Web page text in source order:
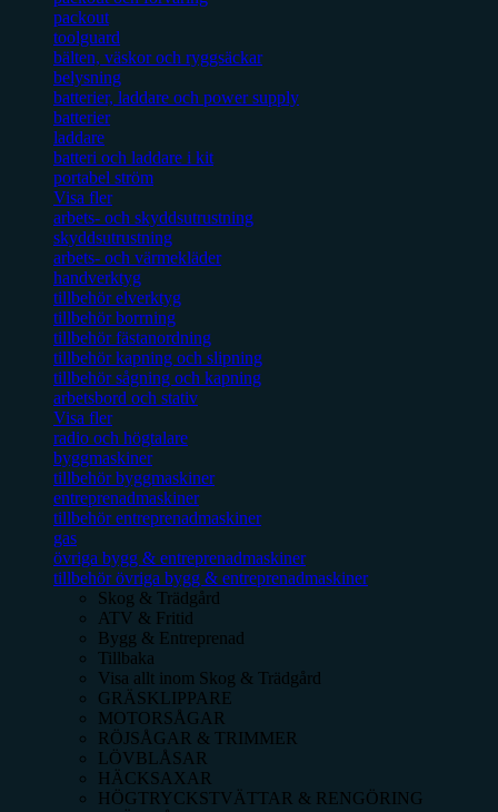
packout
toolguard
bälten, väskor och ryggsäckar
belysning
batterier, laddare och power supply
batterier
laddare
batteri och laddare i kit
portabel ström
Visa fler
arbets- och skyddsutrustning
skyddsutrustning
arbets- och värmekläder
handverktyg
tillbehör elverktyg
tillbehör borrning
tillbehör fästanordning
tillbehör kapning och slipning
tillbehör sågning och kapning
arbetsbord och stativ
Visa fler
radio och högtalare
byggmaskiner
tillbehör byggmaskiner
entreprenadmaskiner
tillbehör entreprenadmaskiner
gas
övriga bygg & entreprenadmaskiner
tillbehör övriga bygg & entreprenadmaskiner
Skog & Trädgård
ATV & Fritid
Bygg & Entreprenad
Tillbaka
Visa allt inom Skog & Trädgård
GRÄSKLIPPARE
MOTORSÅGAR
RÖJSÅGAR & TRIMMER
LÖVBLÅSAR
HÄCKSAXAR
HÖGTRYCKSTVÄTTAR & RENGÖRING